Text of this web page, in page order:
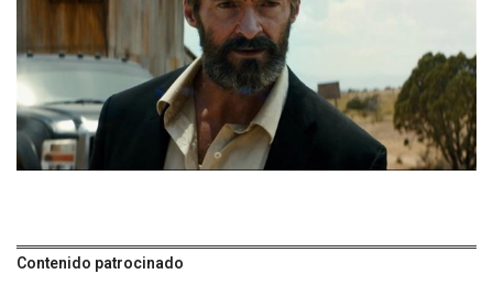
Contenido patrocinado